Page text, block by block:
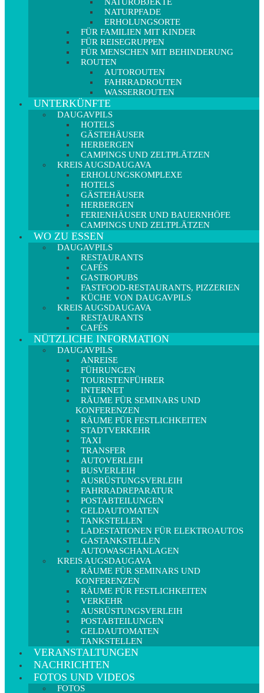
NATURPFADE
ERHOLUNGSORTE
FÜR FAMILIEN MIT KINDER
FÜR REISEGRUPPEN
FÜR MENSCHEN MIT BEHINDERUNG
ROUTEN
AUTOROUTEN
FAHRRADROUTEN
WASSERROUTEN
UNTERKÜNFTE
DAUGAVPILS
HOTELS
GÄSTEHÄUSER
HERBERGEN
CAMPINGS UND ZELTPLÄTZEN
KREIS AUGSDAUGAVA
ERHOLUNGSKOMPLEXE
HOTELS
GÄSTEHÄUSER
HERBERGEN
FERIENHÄUSER UND BAUERNHÖFE
CAMPINGS UND ZELTPLÄTZEN
WO ZU ESSEN
DAUGAVPILS
RESTAURANTS
CAFÉS
GASTROPUBS
FASTFOOD-RESTAURANTS, PIZZERIEN
KÜCHE VON DAUGAVPILS
KREIS AUGSDAUGAVA
RESTAURANTS
CAFÉS
NÜTZLICHE INFORMATION
DAUGAVPILS
ANREISE
FÜHRUNGEN
TOURISTENFÜHRER
INTERNET
RÄUME FÜR SEMINARS UND
KONFERENZEN
RÄUME FÜR FESTLICHKEITEN
STADTVERKEHR
TAXI
TRANSFER
AUTOVERLEIH
BUSVERLEIH
AUSRÜSTUNGSVERLEIH
FAHRRADREPARATUR
POSTABTEILUNGEN
GELDAUTOMATEN
TANKSTELLEN
LADESTATIONEN FÜR ELEKTROAUTOS
GASTANKSTELLEN
AUTOWASCHANLAGEN
KREIS AUGSDAUGAVA
RÄUME FÜR SEMINARS UND
KONFERENZEN
RÄUME FÜR FESTLICHKEITEN
VERKEHR
AUSRÜSTUNGSVERLEIH
POSTABTEILUNGEN
GELDAUTOMATEN
TANKSTELLEN
VERANSTALTUNGEN
NACHRICHTEN
FOTOS UND VIDEOS
FOTOS